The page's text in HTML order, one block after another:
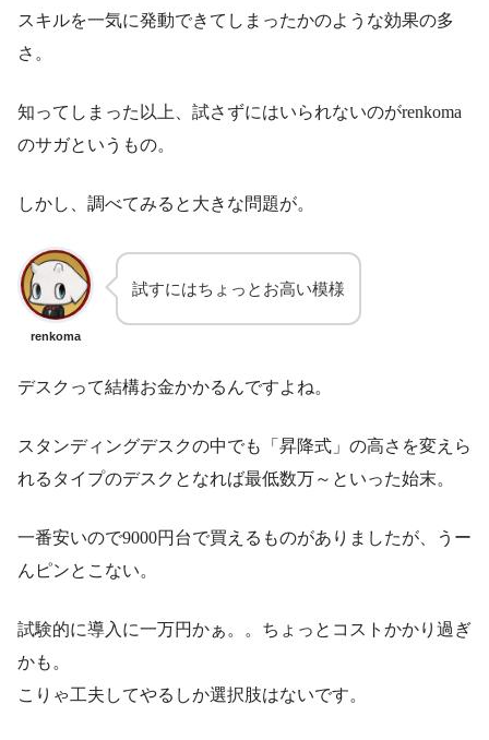
スキルを一気に発動できてしまったかのような効果の多
さ。
知ってしまった以上、試さずにはいられないのがrenkoma
のサガというもの。
しかし、調べてみると大きな問題が。
renkoma
試すにはちょっとお高い模様
デスクって結構お金かかるんですよね。
スタンディングデスクの中でも「昇降式」の高さを変えら
れるタイプのデスクとなれば最低数万～といった始末。
一番安いので9000円台で買えるものがありましたが、うー
んピンとこない。
試験的に導入に一万円かぁ。。ちょっとコストかかり過ぎ
かも。
こりゃ工夫してやるしか選択肢はないです。